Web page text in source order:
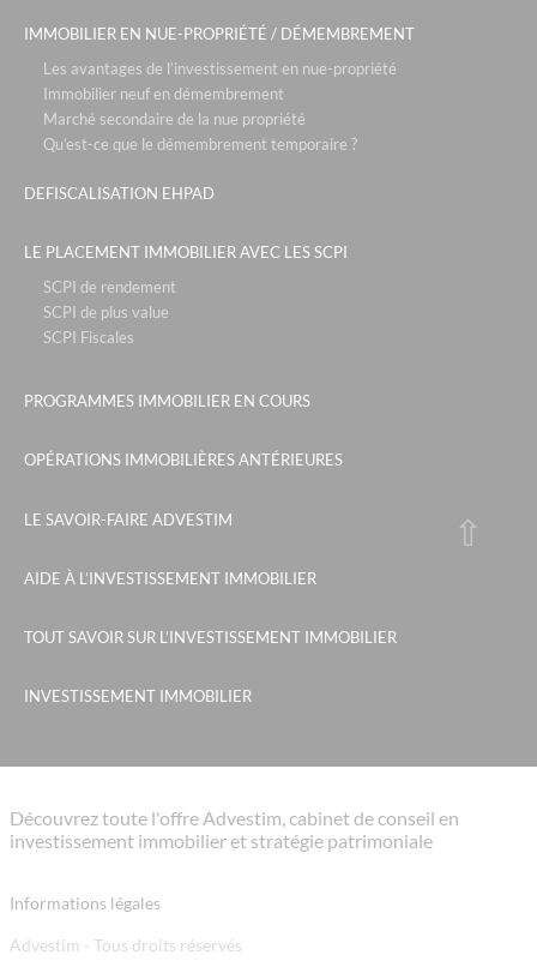
IMMOBILIER EN NUE-PROPRIÉTÉ / DÉMEMBREMENT
Les avantages de l’investissement en nue-propriété
Immobilier neuf en démembrement
Marché secondaire de la nue propriété
Qu’est-ce que le démembrement temporaire ?
DEFISCALISATION EHPAD
LE PLACEMENT IMMOBILIER AVEC LES SCPI
SCPI de rendement
SCPI de plus value
SCPI Fiscales
PROGRAMMES IMMOBILIER EN COURS
OPÉRATIONS IMMOBILIÈRES ANTÉRIEURES
LE SAVOIR-FAIRE ADVESTIM
AIDE À L’INVESTISSEMENT IMMOBILIER
TOUT SAVOIR SUR L’INVESTISSEMENT IMMOBILIER
INVESTISSEMENT IMMOBILIER
Découvrez toute l'offre Advestim, cabinet de conseil en
investissement immobilier et stratégie patrimoniale
Informations légales
Advestim - Tous droits réservés